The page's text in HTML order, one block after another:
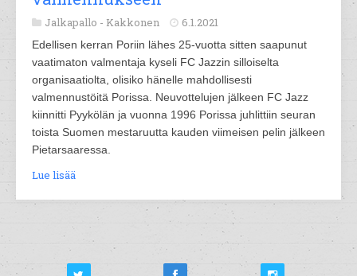
Jalkapallo - Kakkonen 6.1.2021
Edellisen kerran Poriin lähes 25-vuotta sitten saapunut
vaatimaton valmentaja kyseli FC Jazzin silloiselta
organisaatiolta, olisiko hänelle mahdollisesti
valmennustöitä Porissa. Neuvottelujen jälkeen FC Jazz
kiinnitti Pyykölän ja vuonna 1996 Porissa juhlittiin seuran
toista Suomen mestaruutta kauden viimeisen pelin jälkeen
Pietarsaaressa.
Lue lisää